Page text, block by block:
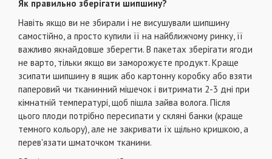
Як правильно зберігати шипшину?
Навіть якщо ви не збирали і не висушували шипшину
самостійно, а просто купили її на найближчому ринку, її
важливо якнайдовше зберегти. В пакетах зберігати ягоди
не варто, тільки якщо ви заморожуєте продукт. Краще
зсипати шипшину в ящик або картонну коробку або взяти
паперовий чи тканинний мішечок і витримати 2-3 дні при
кімнатній температурі, щоб пішла зайва волога. Після
цього плоди потрібно пересипати у скляні банки (краще
темного кольору), але не закривати їх щільно кришкою, а
перев'язати шматочком тканини.